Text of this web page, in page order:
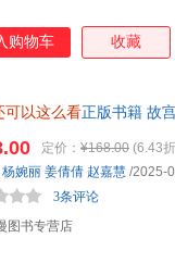
购物车 收藏
可以这么看正版书籍 故
定价： ¥168.00 (6.43
图书专营店
3条评论
杨婉丽 姜倩倩 赵嘉慧 /2025-